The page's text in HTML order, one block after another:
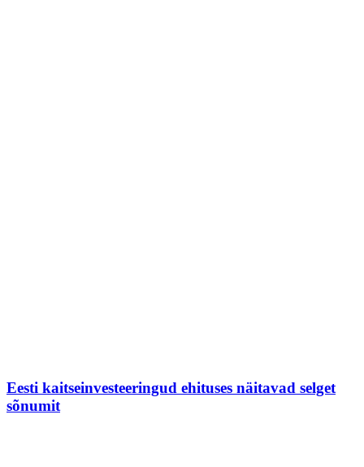
Eesti kaitseinvesteeringud ehituses näitavad selget
sõnumit